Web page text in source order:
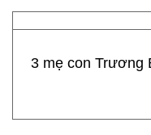
3 mẹ con Trương